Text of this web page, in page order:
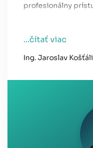
profesionálny
...čítať viac
Ing. Jaroslav